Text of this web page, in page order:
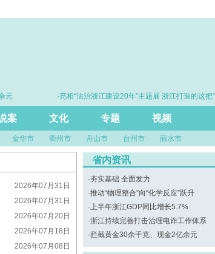
·亮相“法治浙江建设20年”主题展 浙江打造的这把“标
案 文化 专题 视频
金华市 衢州市 舟山市 台州市 丽水市
2026年07月31日
2026年07月31日
2026年07月20日
2026年07月18日
2026年07月08日
省内资讯
·夯实基础 全面发力
·推动“物理整合”向“化学反应”跃升
·上半年浙江GDP同比增长5.7%
·浙江持续完善打击治理电诈工作体系
·拦截黄金30余千克、现金2亿余元